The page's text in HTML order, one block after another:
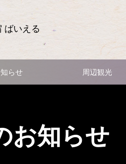
いえる
らせ 周辺観光
お知らせ